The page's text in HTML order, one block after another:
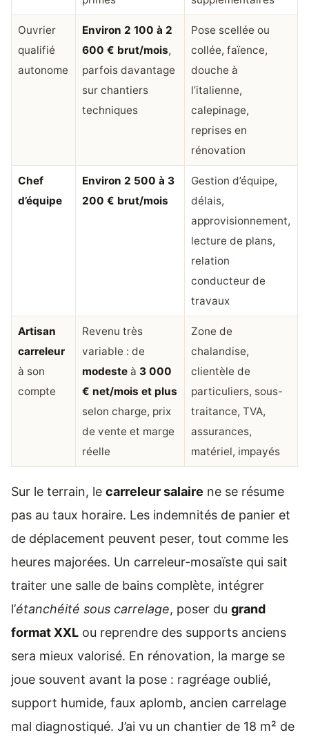
Ouvrier
qualifié
autonome
Environ 2 100 à 2
600 € brut/mois,
parfois davantage
sur chantiers
techniques
Pose scellée ou
collée, faïence,
douche à
l’italienne,
calepinage,
reprises en
rénovation
Chef
d’équipe
Environ 2 500 à 3
200 € brut/mois
Gestion d’équipe,
délais,
approvisionnement,
lecture de plans,
relation
conducteur de
travaux
Artisan
carreleur
à son
compte
Revenu très
variable : de
modeste à 3 000
€ net/mois et plus
selon charge, prix
de vente et marge
réelle
Zone de
chalandise,
clientèle de
particuliers, sous-
traitance, TVA,
assurances,
matériel, impayés
Sur le terrain, le carreleur salaire ne se résume
pas au taux horaire. Les indemnités de panier et
de déplacement peuvent peser, tout comme les
heures majorées. Un carreleur-mosaïste qui sait
traiter une salle de bains complète, intégrer
l’étanchéité sous carrelage, poser du grand
format XXL ou reprendre des supports anciens
sera mieux valorisé. En rénovation, la marge se
joue souvent avant la pose : ragréage oublié,
support humide, faux aplomb, ancien carrelage
mal diagnostiqué. J’ai vu un chantier de 18 m² de